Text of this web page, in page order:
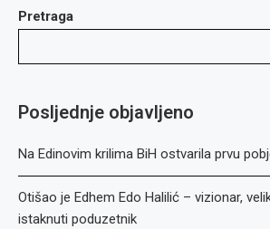
Pretraga
Posljednje objavljeno
Na Edinovim krilima BiH ostvarila prvu
Otišao je Edhem Edo Halilić – vizionar,
istaknuti poduzetnik